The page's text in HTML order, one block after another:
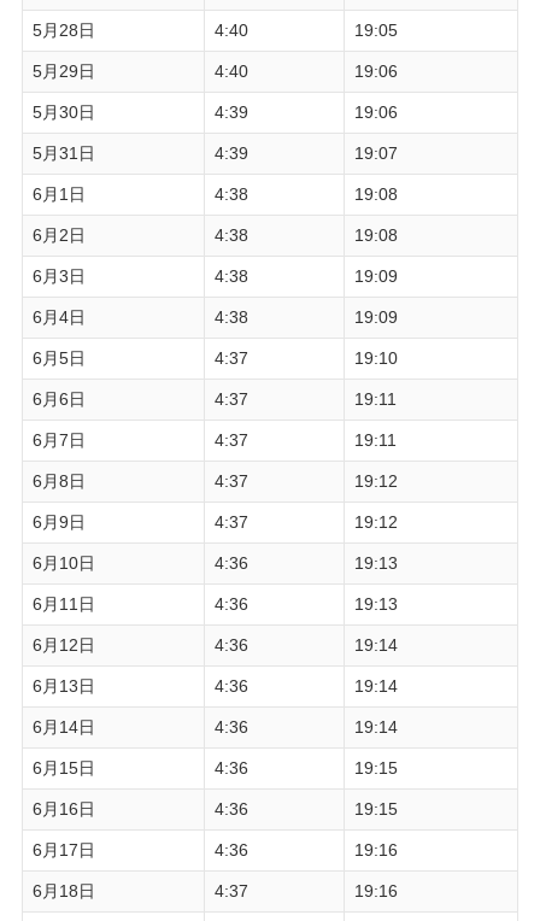
5月28日 4:40 19:05
5月29日 4:40 19:06
5月30日 4:39 19:06
5月31日 4:39 19:07
6月1日 4:38 19:08
6月2日 4:38 19:08
6月3日 4:38 19:09
6月4日 4:38 19:09
6月5日 4:37 19:10
6月6日 4:37 19:11
6月7日 4:37 19:11
6月8日 4:37 19:12
6月9日 4:37 19:12
6月10日 4:36 19:13
6月11日 4:36 19:13
6月12日 4:36 19:14
6月13日 4:36 19:14
6月14日 4:36 19:14
6月15日 4:36 19:15
6月16日 4:36 19:15
6月17日 4:36 19:16
6月18日 4:37 19:16